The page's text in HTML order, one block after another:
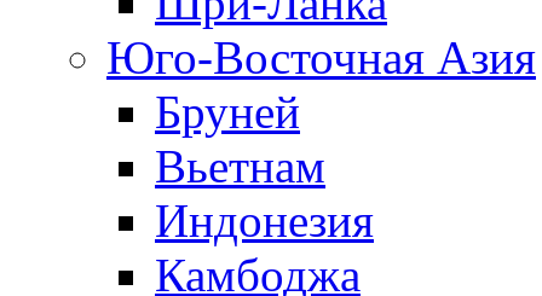
Юго-Восточная Азия
Бруней
Вьетнам
Индонезия
Камбоджа